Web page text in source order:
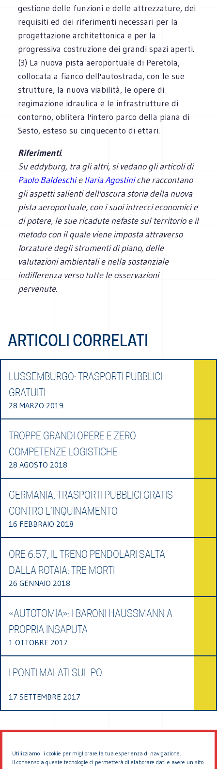
Utilizziamo i cookie per migliorare la tua esperienza di navigazione.
Il consenso a queste tecnologie ci permetterà di elaborare dati e avere un sito
gestione delle funzioni e delle attrezzature, dei
requisiti ed dei riferimenti necessari per la
progettazione architettonica e per la
progressiva costruzione dei grandi spazi aperti.
(3) La nuova pista aeroportuale di Peretola,
collocata a fianco dell'autostrada, con le sue
strutture, la nuova viabilità, le opere di
regimazione idraulica e le infrastrutture di
contorno, oblitera l'intero parco della piana di
Sesto, esteso su cinquecento di ettari.
Riferimenti.
Su eddyburg, tra gli altri, si vedano gli articoli di
Paolo BaldeschieIlaria Agostiniche raccontano
gli aspetti salienti dell'oscura storia della nuova
pista aeroportuale, con i suoi intrecci economici e
di potere, le sue ricadute nefaste sul territorio e il
metodo con il quale viene imposta attraverso
forzature degli strumenti di piano, delle
valutazioni ambientali e nella sostanziale
indifferenza verso tutte le osservazioni
pervenute.
ARTICOLI CORRELATI
LUSSEMBURGO: TRASPORTI PUBBLICI
GRATUITI
28 MARZO 2019
TROPPE GRANDI OPERE E ZERO
COMPETENZE LOGISTICHE
28 AGOSTO 2018
GERMANIA, TRASPORTI PUBBLICI GRATIS
CONTRO L’INQUINAMENTO
16 FEBBRAIO 2018
ORE 6.57, IL TRENO PENDOLARI SALTA
DALLA ROTAIA: TRE MORTI
26 GENNAIO 2018
«AUTOTOMIA»: I BARONI HAUSSMANN A
PROPRIA INSAPUTA
1 OTTOBRE 2017
I PONTI MALATI SUL PO
17 SETTEMBRE 2017